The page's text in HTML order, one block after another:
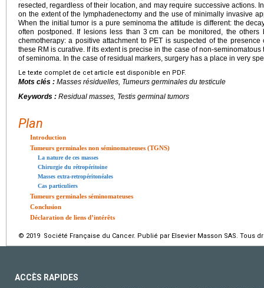
resected, regardless of their location, and may require successive actions.
on the extent of the lymphadenectomy and the use of minimally invasive
When the initial tumor is a pure seminoma the attitude is different: the
often postponed. If lesions less than 3 cm can be monitored, the
chemotherapy: a positive attachment to PET is suspected of the
these RM is curative. If its extent is precise in the case of non-
of seminoma. In the case of residual markers, surgery has a place in very
Le texte complet de cet article est disponible en PDF.
Mots clés : Masses résiduelles, Tumeurs germinales du testicule
Keywords : Residual masses, Testis germinal tumors
Plan
Introduction
Tumeurs germinales non séminomateuses (TGNS)
La nature de ces masses
Chirurgie du rétropéritoine
Masses extra-retropéritonéales
Cas particuliers
Tumeurs germinales séminomateuses
Conclusion
Déclaration de liens d’intérêts
© 2019 Société Française du Cancer. Publié par Elsevier Masson SAS. Tous
ACCÈS RAPIDES